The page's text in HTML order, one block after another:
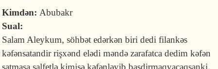
Kimdən: Abubakr
Sual:
Salam Aleykum, söhbət edərkən biri dedi filankəs
kəfənsatandir rişxənd elədi məndə zarafatca dedim kəfən
satmasa salfetlə kimisə kəfənləyib basdirmaqyacaqsanki.